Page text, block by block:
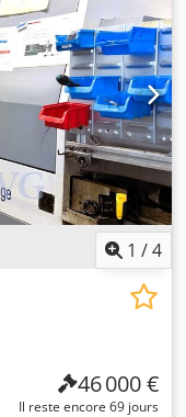
Ugjtef
1 /4
46 000 €
Il reste encore 69 jours